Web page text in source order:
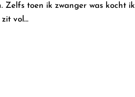
Zelfs toen ik zwanger was kocht ik
vol...